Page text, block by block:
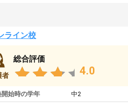
ライン校
者
総合評価
4.0
開始時の学年 中2